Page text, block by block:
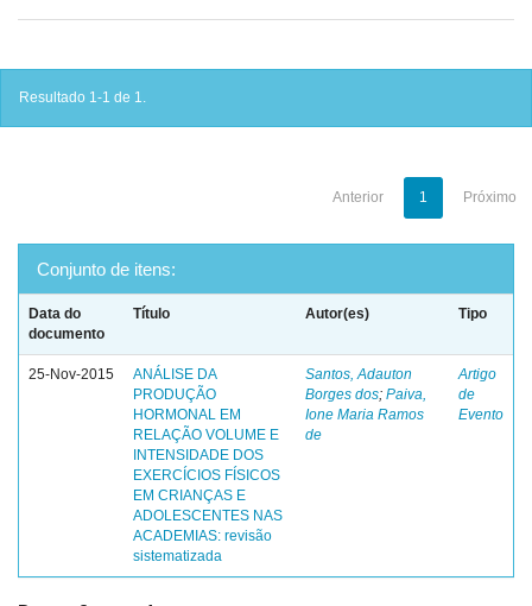
Resultado 1-1 de 1.
Anterior 1 Próximo
Conjunto de itens:
Data do
documento
Título Autor(es) Tipo
25-Nov-2015
ANÁLISE DA
PRODUÇÃO
HORMONAL EM
RELAÇÃO VOLUME E
INTENSIDADE DOS
EXERCÍCIOS FÍSICOS
EM CRIANÇAS E
ADOLESCENTES NAS
ACADEMIAS: revisão
sistematizada
Santos, Adauton
Borges dos; Paiva,
Ione Maria Ramos
de
Artigo
de
Evento